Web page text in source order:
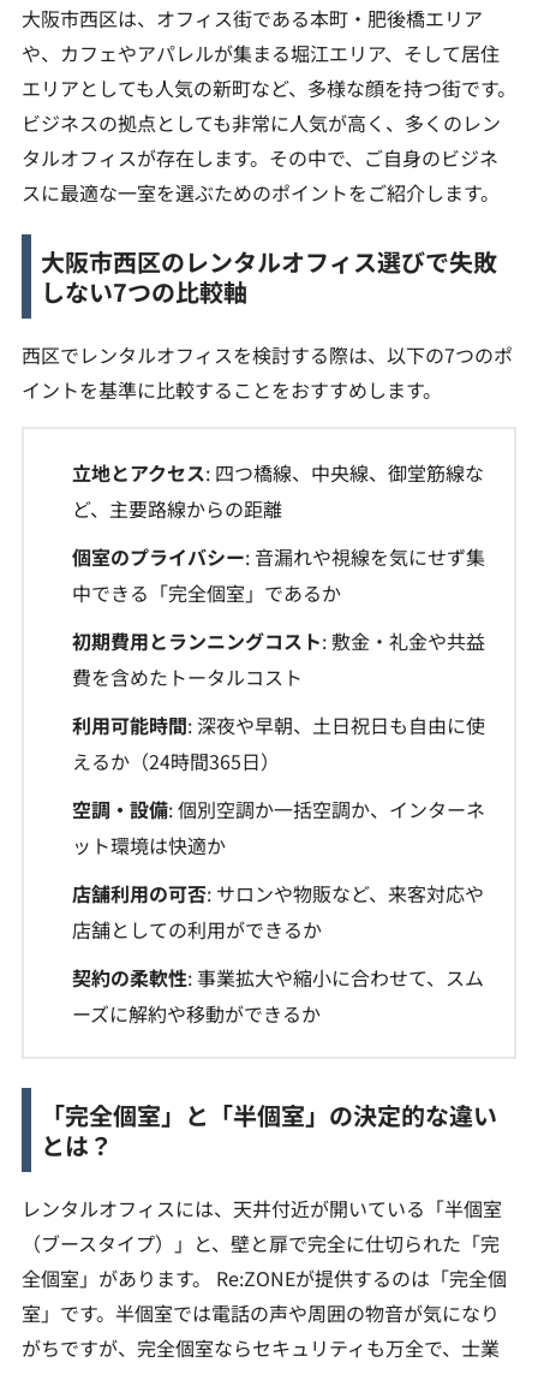
大阪市西区は、オフィス街である本町・肥後橋エリア
や、カフェやアパレルが集まる堀江エリア、そして居住
エリアとしても人気の新町など、多様な顔を持つ街です。
ビジネスの拠点としても非常に人気が高く、多くのレン
タルオフィスが存在します。その中で、ご自身のビジネ
スに最適な一室を選ぶためのポイントをご紹介します。
大阪市西区のレンタルオフィス選びで失敗
しない7つの比較軸
西区でレンタルオフィスを検討する際は、以下の7つのポ
イントを基準に比較することをおすすめします。
立地とアクセス: 四つ橋線、中央線、御堂筋線な
ど、主要路線からの距離
個室のプライバシー: 音漏れや視線を気にせず集
中できる「完全個室」であるか
初期費用とランニングコスト: 敷金・礼金や共益
費を含めたトータルコスト
利用可能時間: 深夜や早朝、土日祝日も自由に使
えるか（24時間365日）
空調・設備: 個別空調か一括空調か、インターネ
ット環境は快適か
店舗利用の可否: サロンや物販など、来客対応や
店舗としての利用ができるか
契約の柔軟性: 事業拡大や縮小に合わせて、スム
ーズに解約や移動ができるか
「完全個室」と「半個室」の決定的な違い
とは？
レンタルオフィスには、天井付近が開いている「半個室
（ブースタイプ）」と、壁と扉で完全に仕切られた「完
全個室」があります。 Re:ZONEが提供するのは「完全個
室」です。半個室では電話の声や周囲の物音が気になり
がちですが、完全個室ならセキュリティも万全で、士業